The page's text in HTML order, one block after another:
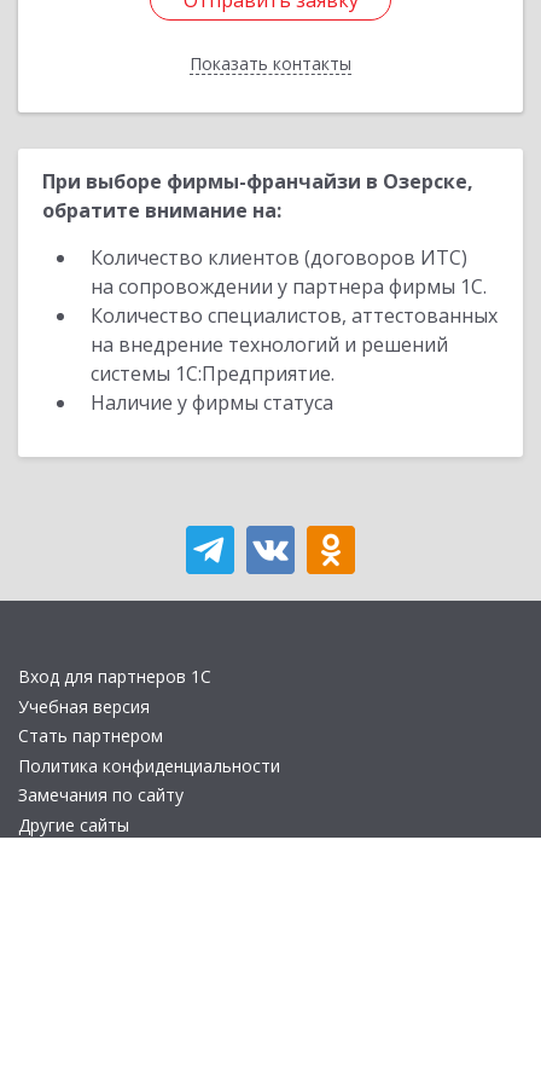
Показать контакты
Назад
При выборе фирмы-франчайзи в Озерске,
обратите внимание на:
Количество клиентов (договоров ИТС)
на сопровождении у партнера фирмы 1С.
Количество специалистов, аттестованных
на внедрение технологий и решений
системы 1С:Предприятие.
Наличие у фирмы статуса
Вход для партнеров 1С
Учебная версия
Стать партнером
Политика конфиденциальности
Замечания по сайту
Другие сайты